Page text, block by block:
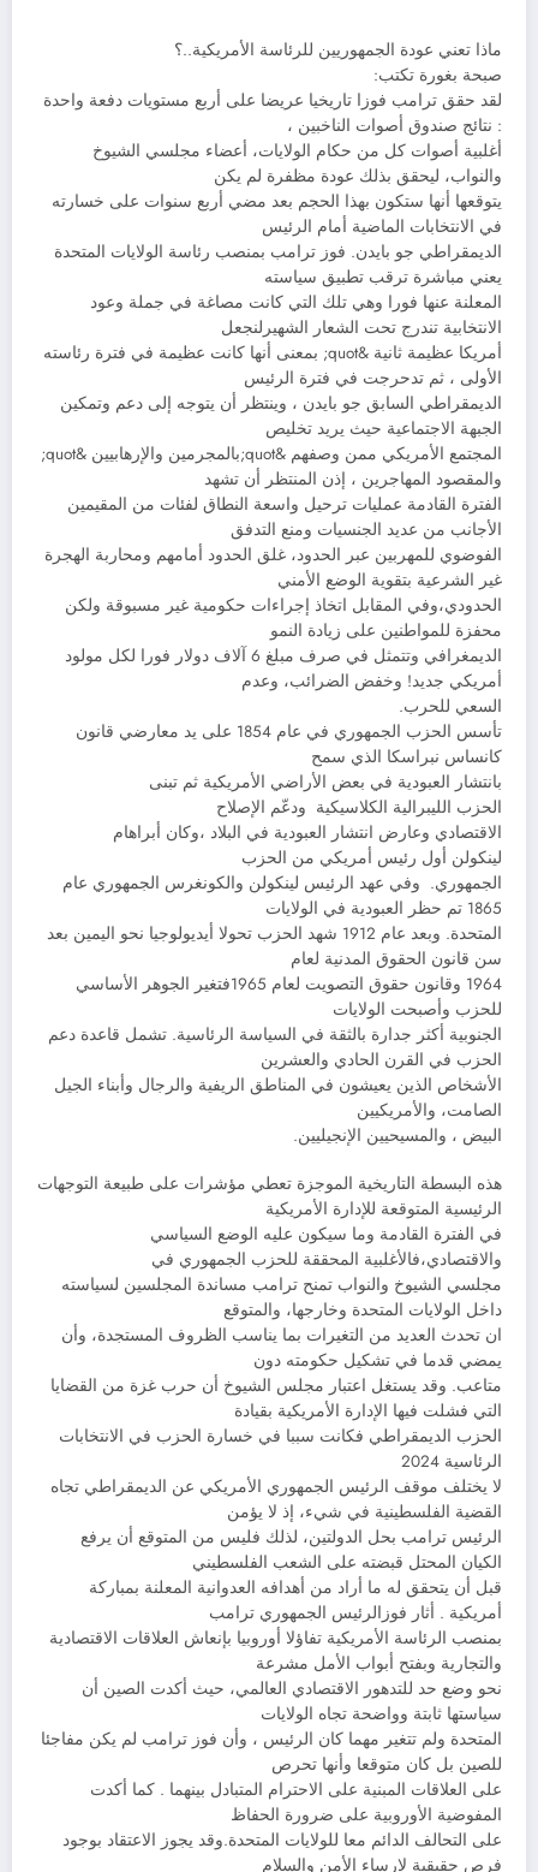
ماذا تعني عودة الجمهوريين للرئاسة الأمريكية..؟
صبحة بغورة تكتب:
لقد حقق ترامب فوزا تاريخيا عريضا على أربع مستويات دفعة واحدة
: نتائج صندوق أصوات الناخبين ،
أغلبية أصوات كل من حكام الولايات، أعضاء مجلسي الشيوخ
والنواب، ليحقق بذلك عودة مظفرة لم يكن
يتوقعها أنها ستكون بهذا الحجم بعد مضي أربع سنوات على خسارته
في الانتخابات الماضية أمام الرئيس
الديمقراطي جو بايدن. فوز ترامب بمنصب رئاسة الولايات المتحدة
يعني مباشرة ترقب تطبيق سياسته
المعلنة عنها فورا وهي تلك التي كانت مصاغة في جملة وعود
الانتخابية تندرج تحت الشعار الشهيرلنجعل
أمريكا عظيمة ثانية &quot; بمعنى أنها كانت عظيمة في فترة رئاسته
الأولى ، ثم تدحرجت في فترة الرئيس
الديمقراطي السابق جو بايدن ، وينتظر أن يتوجه إلى دعم وتمكين
الجبهة الاجتماعية حيث يريد تخليص
المجتمع الأمريكي ممن وصفهم &quot;بالمجرمين والإرهابيين &quot;
والمقصود المهاجرين ، إذن المنتظر أن تشهد
الفترة القادمة عمليات ترحيل واسعة النطاق لفئات من المقيمين
الأجانب من عديد الجنسيات ومنع التدفق
الفوضوي للمهربين عبر الحدود، غلق الحدود أمامهم ومحاربة الهجرة
غير الشرعية بتقوية الوضع الأمني
الحدودي،وفي المقابل اتخاذ إجراءات حكومية غير مسبوقة ولكن
محفزة للمواطنين على زيادة النمو
الديمغرافي وتتمثل في صرف مبلغ 6 آلاف دولار فورا لكل مولود
أمريكي جديد! وخفض الضرائب، وعدم
السعي للحرب.
تأسس الحزب الجمهوري في عام 1854 على يد معارضي قانون
كانساس نبراسكا الذي سمح
بانتشار العبودية في بعض الأراضي الأمريكية ثم تبنى
الحزب الليبرالية الكلاسيكية ودعّم الإصلاح
الاقتصادي وعارض انتشار العبودية في البلاد ،وكان أبراهام
لينكولن أول رئيس أمريكي من الحزب
الجمهوري. وفي عهد الرئيس لينكولن والكونغرس الجمهوري عام
1865 تم حظر العبودية في الولايات
المتحدة. وبعد عام 1912 شهد الحزب تحولا أيديولوجيا نحو اليمين بعد
سن قانون الحقوق المدنية لعام
1964 وقانون حقوق التصويت لعام 1965فتغير الجوهر الأساسي
للحزب وأصبحت الولايات
الجنوبية أكثر جدارة بالثقة في السياسة الرئاسية. تشمل قاعدة دعم
الحزب في القرن الحادي والعشرين
الأشخاص الذين يعيشون في المناطق الريفية والرجال وأبناء الجيل
الصامت، والأمريكيين
البيض ، والمسيحيين الإنجيليين.
هذه البسطة التاريخية الموجزة تعطي مؤشرات على طبيعة التوجهات
الرئيسية المتوقعة للإدارة الأمريكية
في الفترة القادمة وما سيكون عليه الوضع السياسي
والاقتصادي،فالأغلبية المحققة للحزب الجمهوري في
مجلسي الشيوخ والنواب تمنح ترامب مساندة المجلسين لسياسته
داخل الولايات المتحدة وخارجها، والمتوقع
ان تحدث العديد من التغيرات بما يناسب الظروف المستجدة، وأن
يمضي قدما في تشكيل حكومته دون
متاعب. وقد يستغل اعتبار مجلس الشيوخ أن حرب غزة من القضايا
التي فشلت فيها الإدارة الأمريكية بقيادة
الحزب الديمقراطي فكانت سببا في خسارة الحزب في الانتخابات
الرئاسية 2024
لا يختلف موقف الرئيس الجمهوري الأمريكي عن الديمقراطي تجاه
القضية الفلسطينية في شيء، إذ لا يؤمن
الرئيس ترامب بحل الدولتين، لذلك فليس من المتوقع أن يرفع
الكيان المحتل قبضته على الشعب الفلسطيني
قبل أن يتحقق له ما أراد من أهدافه العدوانية المعلنة بمباركة
أمريكية . أثار فوزالرئيس الجمهوري ترامب
بمنصب الرئاسة الأمريكية تفاؤلا أوروبيا بإنعاش العلاقات الاقتصادية
والتجارية وبفتح أبواب الأمل مشرعة
نحو وضع حد للتدهور الاقتصادي العالمي، حيث أكدت الصين أن
سياستها ثابتة وواضحة تجاه الولايات
المتحدة ولم تتغير مهما كان الرئيس ، وأن فوز ترامب لم يكن مفاجئا
للصين بل كان متوقعا وأنها تحرص
على العلاقات المبنية على الاحترام المتبادل بينهما . كما أكدت
المفوضية الأوروبية على ضرورة الحفاظ
على التحالف الدائم معا للولايات المتحدة.وقد يجوز الاعتقاد بوجود
فرص حقيقية لإرساء الأمن والسلام